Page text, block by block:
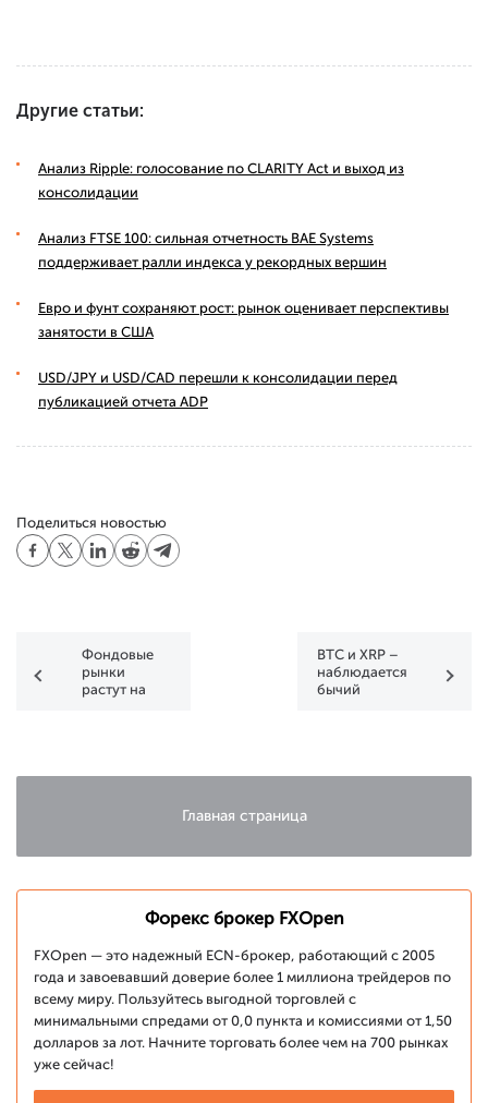
Другие статьи:
Анализ Ripple: голосование по CLARITY Act и выход из
консолидации
Анализ FTSE 100: сильная отчетность BAE Systems
поддерживает ралли индекса у рекордных вершин
Евро и фунт сохраняют рост: рынок оценивает перспективы
занятости в США
USD/JPY и USD/CAD перешли к консолидации перед
публикацией отчета ADP
Поделиться новостью
Фондовые
рынки
растут на
BTC и XRP –
наблюдается
бычий
Главная страница
Форекс брокер FXOpen
FXOpen — это надежный ECN-брокер, работающий с 2005
года и завоевавший доверие более 1 миллиона трейдеров по
всему миру. Пользуйтесь выгодной торговлей с
минимальными спредами от 0,0 пункта и комиссиями от 1,50
долларов за лот. Начните торговать более чем на 700 рынках
уже сейчас!